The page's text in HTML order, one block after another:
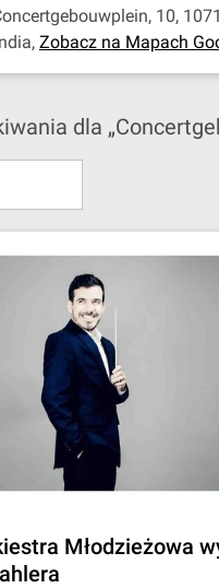
10,
, Zobacz na Mapach
dla
Młodzieżowa